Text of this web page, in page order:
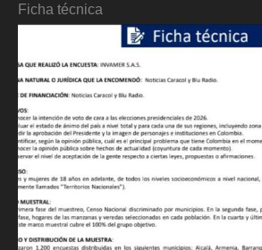
Ficha técnica